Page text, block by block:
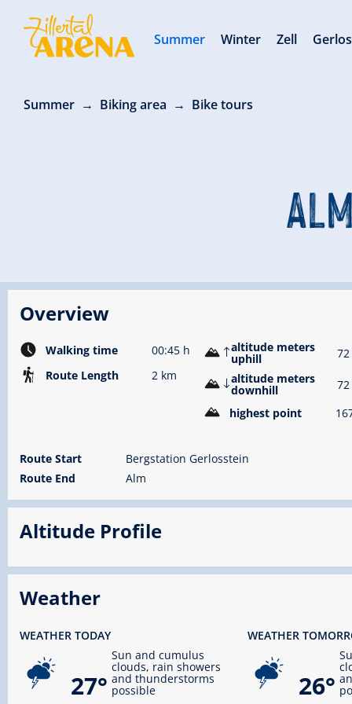
Summer Biking area Bike tours
Overview
Walking time
00:45 h
Route Length
2 km
altitude meters
uphill
altitude meters
downhill
highest point
Route Start
Bergstation Gerlosstein
Route End
Alm
Altitude Profile
Weather
WEATHER TODAY
27°
Sun and cumulus
clouds, rain showers
and thunderstorms
possible
WEATHER
26°
Summer Winter Zell Gerlos